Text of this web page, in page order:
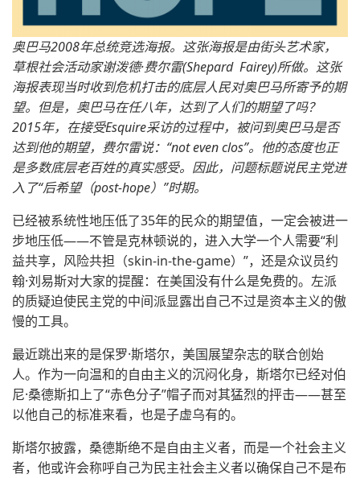
奥巴马2008年总统竞选海报。这张海报是由街头艺术家，
草根社会活动家谢泼德·费尔雷(Shepard Fairey)所做。这张
海报表现当时收到危机打击的底层人民对奥巴马所寄予的期
望。但是，奥巴马在任八年，达到了人们的期望了吗？
2015年，在接受Esquire采访的过程中，被问到奥巴马是否
达到他的期望，费尔雷说：“not even clos”。他的态度也正
是多数底层老百姓的真实感受。因此，问题标题说民主党进
入了“后希望（post-hope）”时期。
已经被系统性地压低了35年的民众的期望值，一定会被进一
步地压低——不管是克林顿说的，进入大学一个人需要“利
益共享，风险共担（skin-in-the-game）”，还是众议员约
翰·刘易斯对大家的提醒：在美国没有什么是免费的。左派
的质疑迫使民主党的中间派显露出自己不过是资本主义的傲
慢的工具。
最近跳出来的是保罗·斯塔尔，美国展望杂志的联合创始
人。作为一向温和的自由主义的沉闷化身，斯塔尔已经对伯
尼·桑德斯扣上了“赤色分子”帽子而对其猛烈的抨击——甚至
以他自己的标准来看，也是子虚乌有的。
斯塔尔披露，桑德斯绝不是自由主义者，而是一个社会主义
者，他或许会称呼自己为民主社会主义者以确保自己不是布